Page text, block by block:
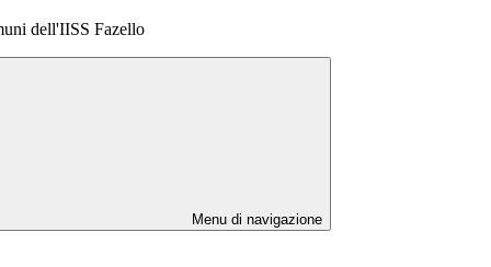
dell'IISS Fazello
Menu di navigazione